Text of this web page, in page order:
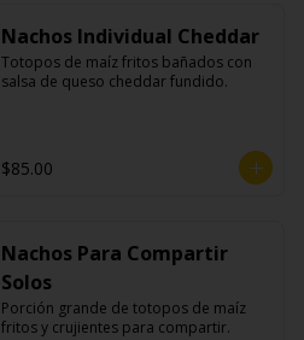
Nachos Individual Cheddar
Totopos de maíz fritos bañados con
salsa de queso cheddar fundido.
$85.00
Nachos Para Compartir
Solos
Porción grande de totopos de maíz
fritos y crujientes para compartir.